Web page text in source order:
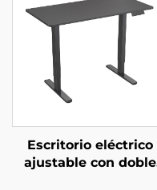
65” con Memoria de
Altura y Ajuste en
Múltiples Niveles | V-
MOUNTS VM-TC002
Escritorio eléctrico
ajustable con doble